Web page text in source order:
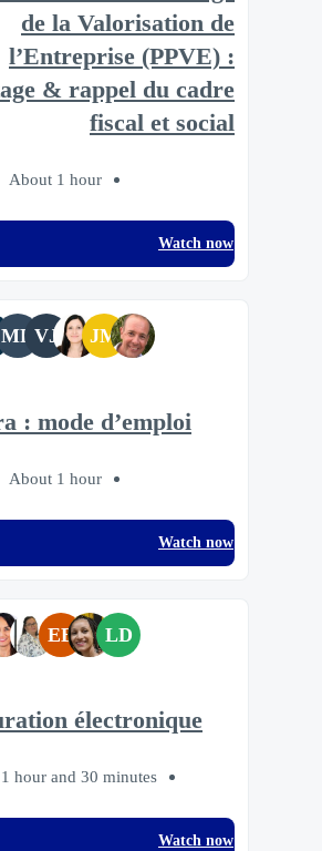
de la Valorisation de
l’Entreprise (PPVE) :
& rappel du cadre
fiscal et social
About 1 hour
Watch now
JM
VJ
MR
: mode d’emploi
About 1 hour
Watch now
LD
EB
électronique
hour and 30 minutes
Watch now